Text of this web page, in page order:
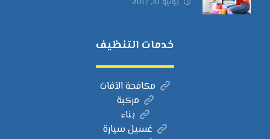
خدمات التنظيف
مكافحة الآفات
مركبة
بناء
غسيل سيارة